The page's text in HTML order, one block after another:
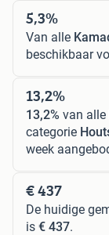
5,3%
Van alle
beschikbaar
13,2%
13,2% van alle
categorie
week
€ 437
De huidige
is € 437.